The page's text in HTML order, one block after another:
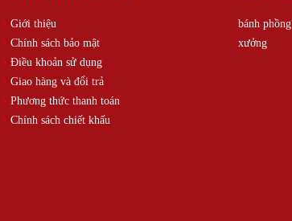
Giới thiệu
Chính sách bảo mật
Điều khoản sử dụng
Giao hàng và đổi trả
Phương thức thanh toán
Chính sách chiết khấu
bánh
xưởng